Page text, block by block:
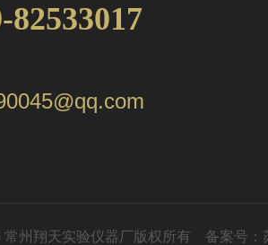
82533017
州翔天实验仪器厂版权所有 备案号：